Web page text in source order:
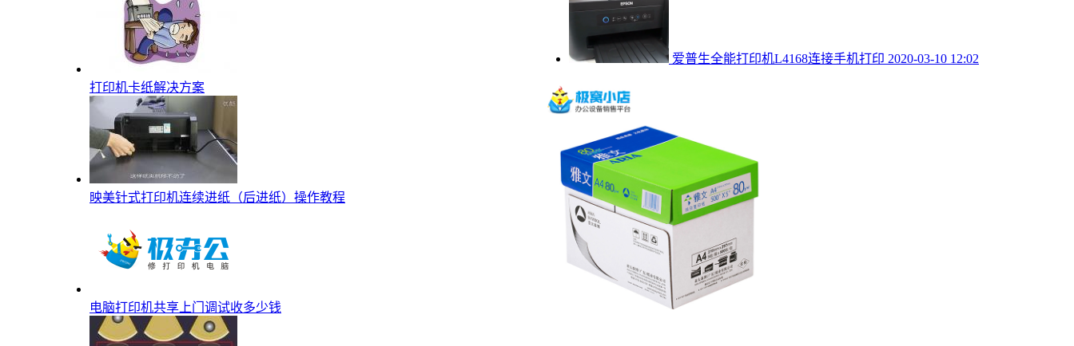
打印机卡纸解决方案
映美针式打印机连续进纸（后进纸）操作教程
电脑打印机共享上门调试收多少钱
爱普生全能打印机L4168连接手机打印 2020-03-10 12:02